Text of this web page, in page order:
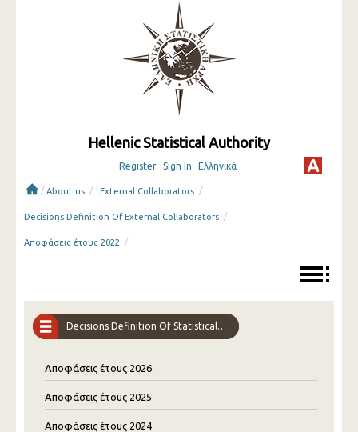
Hellenic Statistical Authority
Register Sign In Ελληνικά
/ About us / External Collaborators /
Decisions Definition Of External Collaborators /
Αποφάσεις έτους 2022 /
Decisions Definition Of Statistical Interviewers
Αποφάσεις έτους 2026
Αποφάσεις έτους 2025
Αποφάσεις έτους 2024